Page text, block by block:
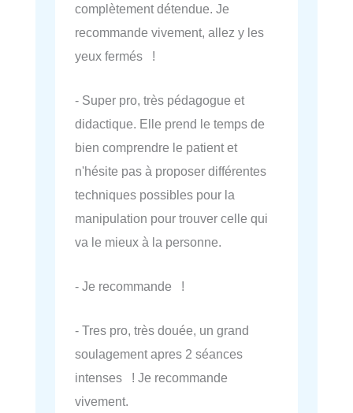
complètement détendue. Je
recommande vivement, allez y les
yeux fermés !
- Super pro, très pédagogue et
didactique. Elle prend le temps de
bien comprendre le patient et
n'hésite pas à proposer différentes
techniques possibles pour la
manipulation pour trouver celle qui
va le mieux à la personne.
- Je recommande !
- Tres pro, très douée, un grand
soulagement apres 2 séances
intenses ! Je recommande
vivement.